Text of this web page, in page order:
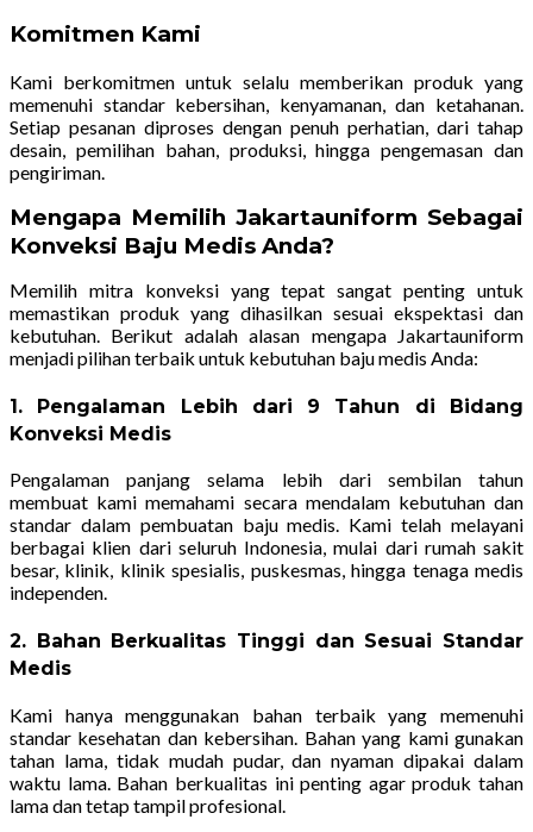
Komitmen Kami
Kami berkomitmen untuk selalu memberikan produk yang
memenuhi standar kebersihan, kenyamanan, dan ketahanan.
Setiap pesanan diproses dengan penuh perhatian, dari tahap
desain, pemilihan bahan, produksi, hingga pengemasan dan
pengiriman.
Mengapa Memilih Jakartauniform Sebagai
Konveksi Baju Medis Anda?
Memilih mitra konveksi yang tepat sangat penting untuk
memastikan produk yang dihasilkan sesuai ekspektasi dan
kebutuhan. Berikut adalah alasan mengapa Jakartauniform
menjadi pilihan terbaik untuk kebutuhan baju medis Anda:
1. Pengalaman Lebih dari 9 Tahun di Bidang
Konveksi Medis
Pengalaman panjang selama lebih dari sembilan tahun
membuat kami memahami secara mendalam kebutuhan dan
standar dalam pembuatan baju medis. Kami telah melayani
berbagai klien dari seluruh Indonesia, mulai dari rumah sakit
besar, klinik, klinik spesialis, puskesmas, hingga tenaga medis
independen.
2. Bahan Berkualitas Tinggi dan Sesuai Standar
Medis
Kami hanya menggunakan bahan terbaik yang memenuhi
standar kesehatan dan kebersihan. Bahan yang kami gunakan
tahan lama, tidak mudah pudar, dan nyaman dipakai dalam
waktu lama. Bahan berkualitas ini penting agar produk tahan
lama dan tetap tampil profesional.